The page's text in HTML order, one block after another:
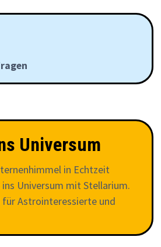
Universum
in Echtzeit
Universum mit Stellarium.
Astrointeressierte und